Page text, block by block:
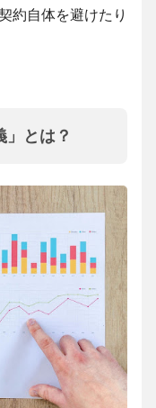
約自体を避けたり
」とは？